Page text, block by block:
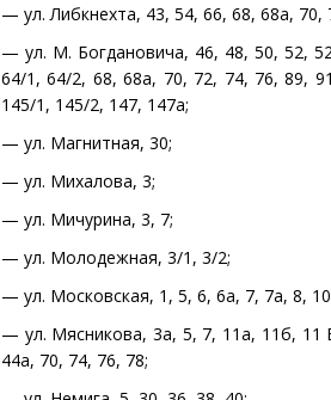
— ул. Либкнехта, 43, 54, 66, 68, 68а, 70,
— ул. М. Богдановича, 46, 48, 50, 52,
64/1, 64/2, 68, 68а, 70, 72, 74, 76, 89,
145/1, 145/2, 147, 147а;
— ул. Магнитная, 30;
— ул. Михалова, 3;
— ул. Мичурина, 3, 7;
— ул. Молодежная, 3/1, 3/2;
— ул. Московская, 1, 5, 6, 6а, 7, 7а, 8,
— ул. Мясникова, 3а, 5, 7, 11а, 11б, 11
44а, 70, 74, 76, 78;